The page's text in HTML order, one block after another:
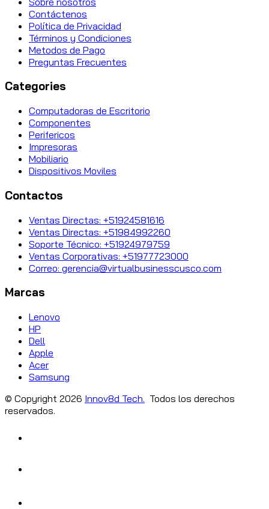
Contáctenos
Política de Privacidad
Términos y Condiciones
Metodos de Pago
Preguntas Frecuentes
Categories
Computadoras de Escritorio
Componentes
Perifericos
Impresoras
Mobiliario
Dispositivos Moviles
Contactos
Ventas Directas: +51924581616
Ventas Directas: +51984992260
Soporte Técnico: +51924979759
Ventas Corporativas: +51977723000
Correo: gerencia@virtualbusinesscusco.com
Marcas
Lenovo
HP
Dell
Apple
Acer
Samsung
© Copyright 2026 Innov8d Tech. Todos los derechos
reservados.